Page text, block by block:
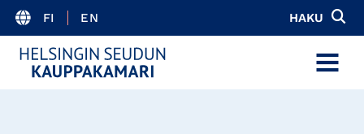
FI EN HAKU
MENU